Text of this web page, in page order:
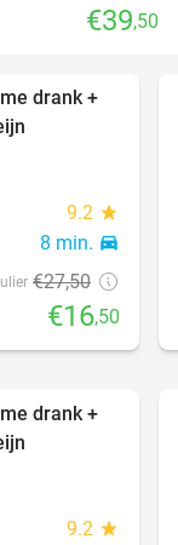
€39,50
40%
drank +
9.2 star
8 min. directions_car
€27,50
€16,50
40%
drank +
9.2 star